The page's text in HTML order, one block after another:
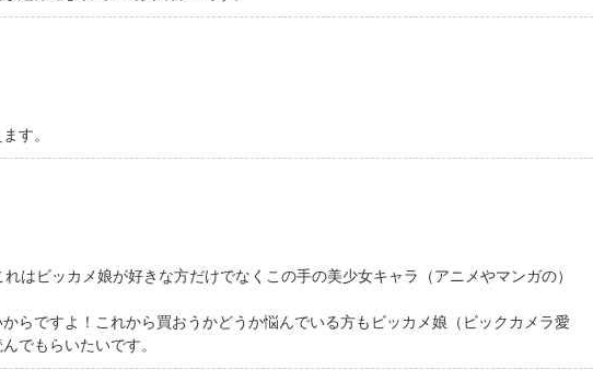
す。
はビッカメ娘が好きな方だけでなくこの手の美少女キャラ（アニメやマンガの）
らですよ！これから買おうかどうか悩んでいる方もビッカメ娘（ビックカメラ愛
でもらいたいです。